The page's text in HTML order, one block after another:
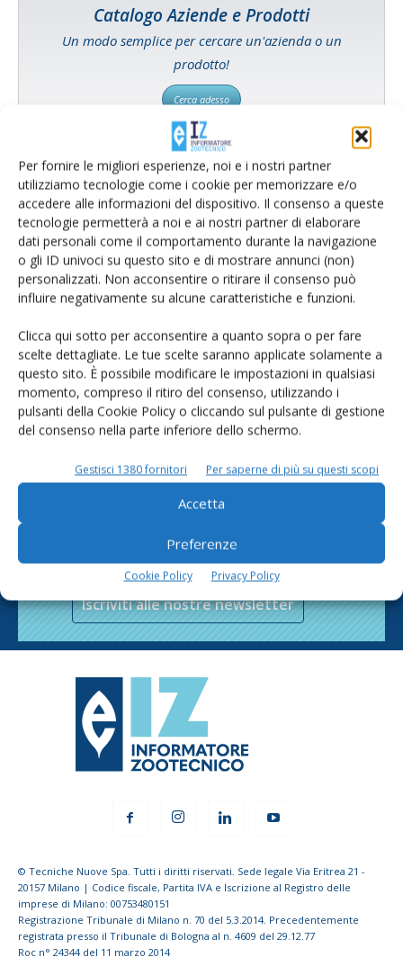
Per fornire le migliori esperienze, noi e i nostri partner
utilizziamo tecnologie come i cookie per memorizzare e/o
accedere alle informazioni del dispositivo. Il consenso a queste
tecnologie permetterà a noi e ai nostri partner di elaborare
dati personali come il comportamento durante la navigazione
o gli ID univoci su questo sito e di mostrare annunci (non)
personalizzati. Non acconsentire o ritirare il consenso può
influire negativamente su alcune caratteristiche e funzioni.
Clicca qui sotto per acconsentire a quanto sopra o per fare
scelte dettagliate. Le tue scelte saranno applicate solamente a
questo sito. È possibile modificare le impostazioni in qualsiasi
momento, compreso il ritiro del consenso, utilizzando i
pulsanti della Cookie Policy o cliccando sul pulsante di gestione
del consenso nella parte inferiore dello schermo.
Gestisci 1380 fornitori Per saperne di più su questi scopi
Accetta
Preferenze
Cookie Policy Privacy Policy
Catalogo Aziende e Prodotti
Un modo semplice per cercare un'azienda o un
prodotto!
Cerca adesso
L'Esperto risponde
I consigli di Terra e Vita agli agricoltori
Cerca adesso
Rimani aggiornato sul mondo
dell’agricoltura
Iscriviti alle nostre newsletter
© Tecniche Nuove Spa. Tutti i diritti riservati. Sede legale Via Eritrea 21 -
20157 Milano | Codice fiscale, Partita IVA e Iscrizione al Registro delle
imprese di Milano: 00753480151
Registrazione Tribunale di Milano n. 70 del 5.3.2014. Precedentemente
registrata presso il Tribunale di Bologna al n. 4609 del 29.12.77
Roc n° 24344 del 11 marzo 2014